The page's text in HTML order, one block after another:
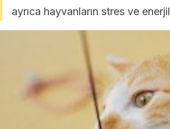
ayrıca hayvanların stres ve